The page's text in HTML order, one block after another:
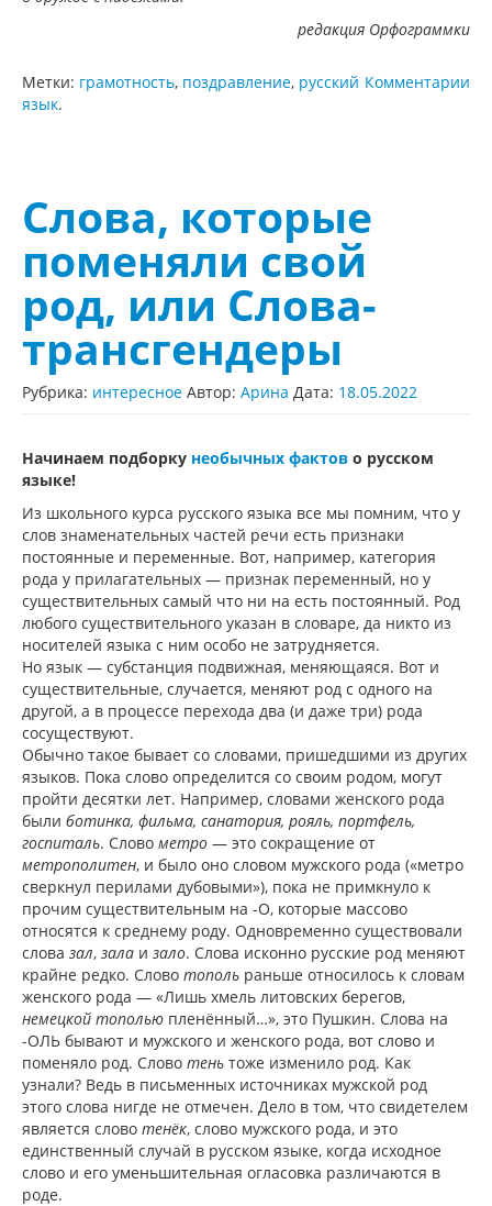
редакция Орфограммки
Комментарии
Метки: грамотность, поздравление, русский
язык.
Слова, которые
поменяли свой
род, или Слова-
трансгендеры
Рубрика: интересное Автор: Арина Дата: 18.05.2022
Начинаем подборку необычных фактов о русском
языке!
Из школьного курса русского языка все мы помним, что у
слов знаменательных частей речи есть признаки
постоянные и переменные. Вот, например, категория
рода у прилагательных — признак переменный, но у
существительных самый что ни на есть постоянный. Род
любого существительного указан в словаре, да никто из
носителей языка с ним особо не затрудняется.
Но язык — субстанция подвижная, меняющаяся. Вот и
существительные, случается, меняют род с одного на
другой, а в процессе перехода два (и даже три) рода
сосуществуют.
Обычно такое бывает со словами, пришедшими из других
языков. Пока слово определится со своим родом, могут
пройти десятки лет. Например, словами женского рода
были ботинка, фильма, санатория, рояль, портфель,
госпиталь. Слово метро — это сокращение от
метрополитен, и было оно словом мужского рода («метро
сверкнул перилами дубовыми»), пока не примкнуло к
прочим существительным на -О, которые массово
относятся к среднему роду. Одновременно существовали
слова зал, зала и зало. Слова исконно русские род меняют
крайне редко. Слово тополь раньше относилось к словам
женского рода — «Лишь хмель литовских берегов,
немецкой тополью пленённый…», это Пушкин. Слова на
-ОЛЬ бывают и мужского и женского рода, вот слово и
поменяло род. Слово тень тоже изменило род. Как
узнали? Ведь в письменных источниках мужской род
этого слова нигде не отмечен. Дело в том, что свидетелем
является слово тенёк, слово мужского рода, и это
единственный случай в русском языке, когда исходное
слово и его уменьшительная огласовка различаются в
роде.